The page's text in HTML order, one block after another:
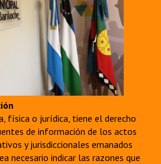
física o jurídica, tiene el derecho
de información de los actos
y jurisdiccionales emanados
necesario indicar las razones que